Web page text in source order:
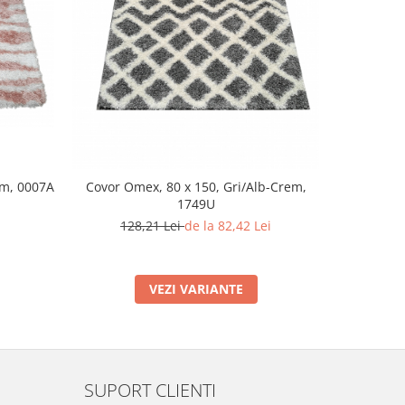
0007A
Covor Omex, 80 x 150, Gri/Alb-Crem,
1749U
128,21 Leide la 82,42 Lei
VEZI VARIANTE
SUPORT CLIENTI